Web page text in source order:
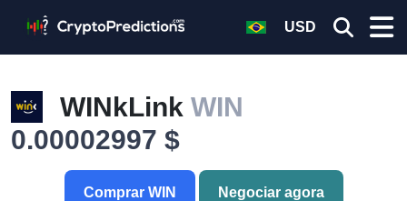
USD
WINkLink WIN
0.00002997 $
Comprar WIN Negociar agora